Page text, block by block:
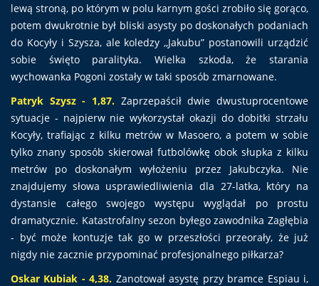
lewą stroną, po którym w polu karnym gości zrobiło się gorąco,
potem dwukrotnie był bliski asysty po doskonałych podaniach
do Kocyły i Szysza, ale koledzy ,,Jakubu” postanowili urządzić
sobie święto paralityka. Wielka szkoda, że starania
wychowanka Pogoni zostały w taki sposób zmarnowane.
Patryk Szysz - 1,87. Zaprzepaścił dwie dwustuprocentowe
sytuacje - najpierw nie wykorzystał okazji do dobitki strzału
Kocyły, trafiając z kilku metrów w Masoero, a potem w sobie
tylko znany sposób skierował futbolówkę obok słupka z kilku
metrów po doskonałym wyłożeniu przez Jakubczyka. Nie
znajdujemy słowa usprawiedliwienia dla 27-latka, który na
dystansie całego swojego występu wyglądał po prostu
dramatycznie. Katastrofalny sezon byłego zawodnika Zagłębia
- być może kontuzje tak go w przeszłości przeorały, że już
nigdy nie zacznie przypominać profesjonalnego piłkarza?
Oskar Kubiak - 4,38. Zanotował asystę przy bramce Espiau i,